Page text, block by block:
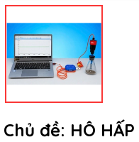
Chủ đề: HÔ